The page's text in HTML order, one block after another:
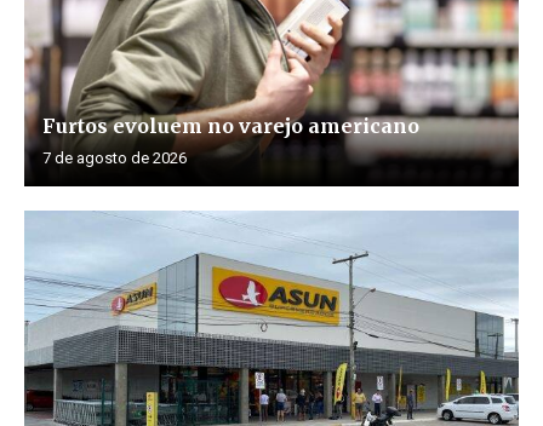
Furtos evoluem no varejo americano
7 de agosto de 2026